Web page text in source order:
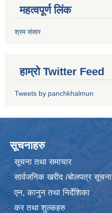
महत्वपूर्ण लिंक
श्रम संसार
हाम्रो Twitter Feed
Tweets by panchkhalmun
सूचनाहरु
सूचना तथा समाचार
सार्वजनिक खरीद /बोलपत्र सूचना
एन, कानुन तथा निर्देशिका
कर तथा शुल्कहरु